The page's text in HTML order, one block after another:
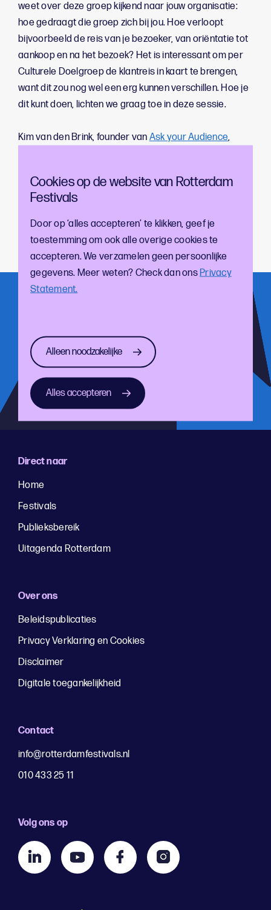
Cookies op de website van Rotterdam
Festivals
Door op ‘alles accepteren’ te klikken, geef je
toestemming om ook alle overige cookies te
accepteren. We verzamelen geen persoonlijke
gegevens. Meer weten? Check dan onsPrivacy
Statement.
Alleen noodzakelijke
Alles accepteren
weet over deze groep kijkend naar jouw organisatie:
hoe gedraagt die groep zich bij jou. Hoe verloopt
bijvoorbeeld de reis van je bezoeker, van oriëntatie tot
aankoop en na het bezoek? Het is interessant om per
Culturele Doelgroep de klantreis in kaart te brengen,
want dit zou nog wel een erg kunnen verschillen. Hoe je
dit kunt doen, lichten we graag toe in deze sessie.
Kim van den Brink, founder van Ask your Audience,
krijgt en hoe je dit kunt ontwerpen en onderzoeken om
verder te komen. Uiteraard is er achteraf ruimte voor
het stellen van vragen en uiterlijk 11 uur ronden we af.
Je kunt je viadeze linkaanmelden om erbij te zijn.
festivalontwikkelingen
Direct naar
Home
Festivals
Publieksbereik
Uitagenda Rotterdam
Over ons
Beleidspublicaties
Privacy Verklaring en Cookies
Disclaimer
Digitale toegankelijkheid
Contact
info@rotterdamfestivals.nl
010 433 25 11
Volg ons op